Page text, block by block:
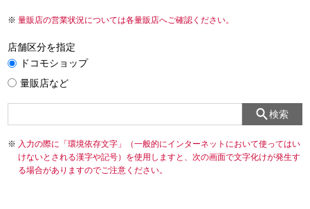
量販店の営業状況については各量販店へご確認ください。
店舗区分を指定
ドコモショップ
量販店など
検索
入力の際に「環境依存文字」（一般的にインターネットにおいて使ってはい
けないとされる漢字や記号）を使用しますと、次の画面で文字化けが発生す
る場合がありますのでご注意ください。